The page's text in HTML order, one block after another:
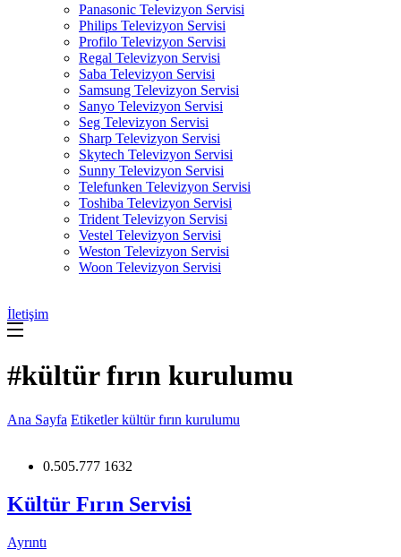
Panasonic Televizyon Servisi
Philips Televizyon Servisi
Profilo Televizyon Servisi
Regal Televizyon Servisi
Saba Televizyon Servisi
Samsung Televizyon Servisi
Sanyo Televizyon Servisi
Seg Televizyon Servisi
Sharp Televizyon Servisi
Skytech Televizyon Servisi
Sunny Televizyon Servisi
Telefunken Televizyon Servisi
Toshiba Televizyon Servisi
Trident Televizyon Servisi
Vestel Televizyon Servisi
Weston Televizyon Servisi
Woon Televizyon Servisi
İletişim
#kültür fırın kurulumu
Ana Sayfa Etiketlerkültür fırın kurulumu
0.505.777 1632
Kültür Fırın Servisi
Ayrıntı